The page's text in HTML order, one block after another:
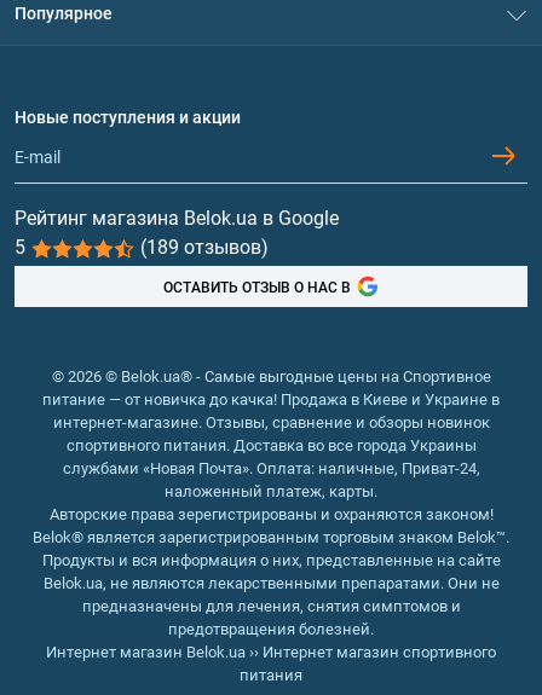
Политика конфиденциальности
Обмен и возврат
Популярное
Протеин
Гейнеры
Витамины и минералы
Рыбий жир, жирные кислоты
Новые поступления и акции
Рейтинг магазина Belok.ua в Google
5
(189 отзывов)
ОСТАВИТЬ ОТЗЫВ О НАС В
© 2026 © Belok.ua® - Самые выгодные цены на Спортивное
питание — от новичка до качка! Продажа в Киеве и Украине в
интернет-магазине. Отзывы, сравнение и обзоры новинок
спортивного питания. Доставка во все города Украины
службами «Новая Почта». Оплата: наличные, Приват-24,
наложенный платеж, карты.
Авторские права зерегистрированы и охраняются законом!
Belok® является зарегистрированным торговым знаком Belok™.
Продукты и вся информация о них, представленные на сайте
Belok.ua, не являются лекарственными препаратами. Они не
предназначены для лечения, снятия симптомов и
предотвращения болезней.
Интернет магазин Belok.ua›› Интернет магазин спортивного
питания